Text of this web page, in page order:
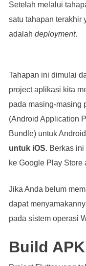
Setelah melalui
satu tahapan terakhir
adalah deployment.
Tahapan ini dimulai
project aplikasi kita
pada masing-masing
(Android Application
Bundle) untuk
untuk iOS. Berkas
ke Google Play Store
Jika Anda belum
dapat
pada sistem operasi
Build APK